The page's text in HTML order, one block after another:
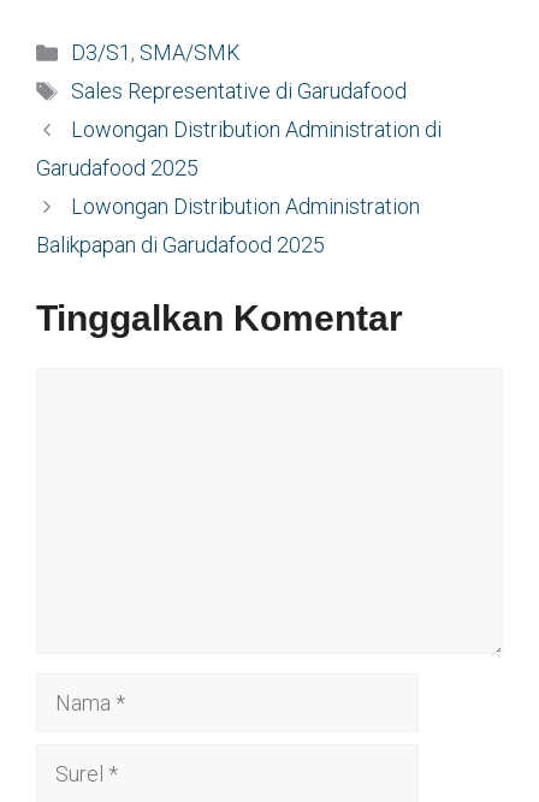
Kategori
D3/S1 , SMA/SMK
Tag
Sales Representative di Garudafood
Lowongan Distribution Administration di
Garudafood 2025
Lowongan Distribution Administration
Balikpapan di Garudafood 2025
Tinggalkan Komentar